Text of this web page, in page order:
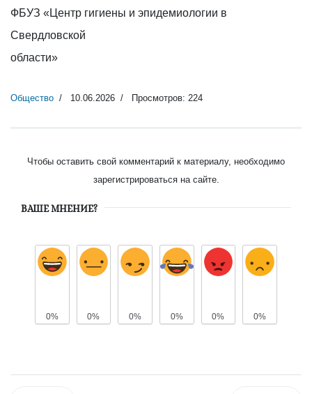
ФБУЗ «Центр гигиены и эпидемиологии в
Свердловской
области»
Общество 10.06.2026 Просмотров: 224
Чтобы оставить свой комментарий к материалу, необходимо
зарегистрироваться на сайте.
ВАШЕ МНЕНИЕ?
0% 0% 0% 0% 0% 0%